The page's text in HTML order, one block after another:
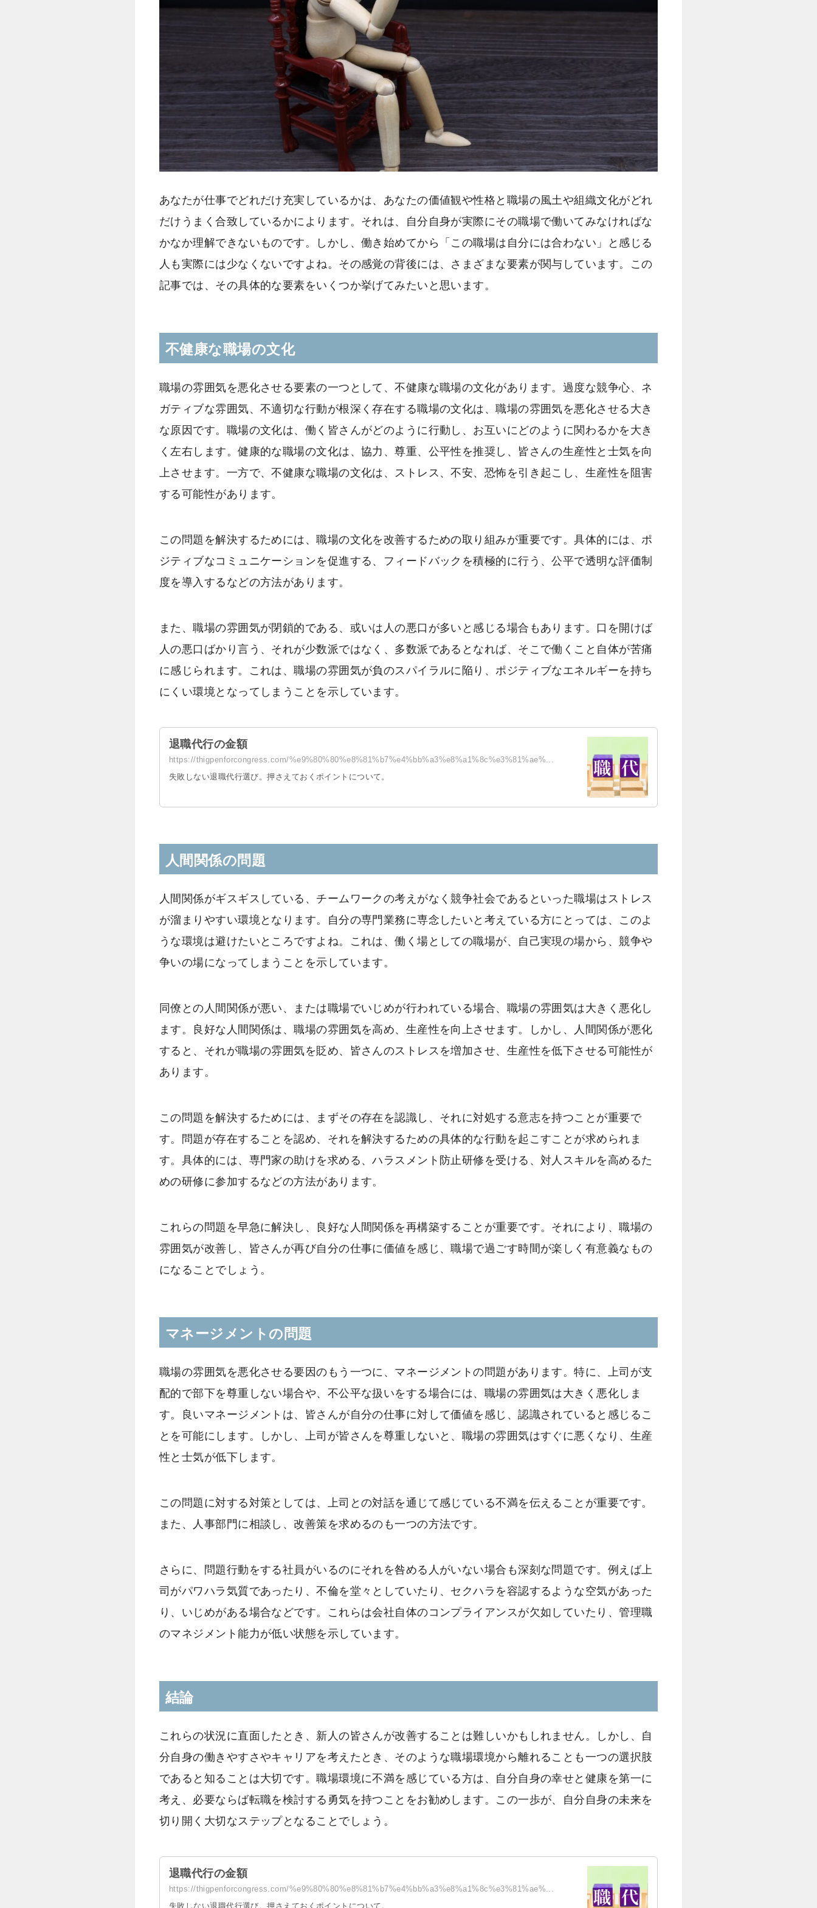
あなたが仕事でどれだけ充実しているかは、あなたの価値観や性格と職場の風土や組織文化がどれ
だけうまく合致しているかによります。それは、自分自身が実際にその職場で働いてみなければな
かなか理解できないものです。しかし、働き始めてから「この職場は自分には合わない」と感じる
人も実際には少なくないですよね。その感覚の背後には、さまざまな要素が関与しています。この
記事では、その具体的な要素をいくつか挙げてみたいと思います。
不健康な職場の文化
職場の雰囲気を悪化させる要素の一つとして、不健康な職場の文化があります。過度な競争心、ネ
ガティブな雰囲気、不適切な行動が根深く存在する職場の文化は、職場の雰囲気を悪化させる大き
な原因です。職場の文化は、働く皆さんがどのように行動し、お互いにどのように関わるかを大き
く左右します。健康的な職場の文化は、協力、尊重、公平性を推奨し、皆さんの生産性と士気を向
上させます。一方で、不健康な職場の文化は、ストレス、不安、恐怖を引き起こし、生産性を阻害
する可能性があります。
この問題を解決するためには、職場の文化を改善するための取り組みが重要です。具体的には、ポ
ジティブなコミュニケーションを促進する、フィードバックを積極的に行う、公平で透明な評価制
度を導入するなどの方法があります。
また、職場の雰囲気が閉鎖的である、或いは人の悪口が多いと感じる場合もあります。口を開けば
人の悪口ばかり言う、それが少数派ではなく、多数派であるとなれば、そこで働くこと自体が苦痛
に感じられます。これは、職場の雰囲気が負のスパイラルに陥り、ポジティブなエネルギーを持ち
にくい環境となってしまうことを示しています。
退職代行の金額
https://thigpenforcongress.com/%e9%80%80%e8%81%b7%e4%bb%a3%e8%a1%8c%e3%81%ae%...
失敗しない退職代行選び。押さえておくポイントについて。
人間関係の問題
人間関係がギスギスしている、チームワークの考えがなく競争社会であるといった職場はストレス
が溜まりやすい環境となります。自分の専門業務に専念したいと考えている方にとっては、このよ
うな環境は避けたいところですよね。これは、働く場としての職場が、自己実現の場から、競争や
争いの場になってしまうことを示しています。
同僚との人間関係が悪い、または職場でいじめが行われている場合、職場の雰囲気は大きく悪化し
ます。良好な人間関係は、職場の雰囲気を高め、生産性を向上させます。しかし、人間関係が悪化
すると、それが職場の雰囲気を貶め、皆さんのストレスを増加させ、生産性を低下させる可能性が
あります。
この問題を解決するためには、まずその存在を認識し、それに対処する意志を持つことが重要で
す。問題が存在することを認め、それを解決するための具体的な行動を起こすことが求められま
す。具体的には、専門家の助けを求める、ハラスメント防止研修を受ける、対人スキルを高めるた
めの研修に参加するなどの方法があります。
これらの問題を早急に解決し、良好な人間関係を再構築することが重要です。それにより、職場の
雰囲気が改善し、皆さんが再び自分の仕事に価値を感じ、職場で過ごす時間が楽しく有意義なもの
になることでしょう。
マネージメントの問題
職場の雰囲気を悪化させる要因のもう一つに、マネージメントの問題があります。特に、上司が支
配的で部下を尊重しない場合や、不公平な扱いをする場合には、職場の雰囲気は大きく悪化しま
す。良いマネージメントは、皆さんが自分の仕事に対して価値を感じ、認識されていると感じるこ
とを可能にします。しかし、上司が皆さんを尊重しないと、職場の雰囲気はすぐに悪くなり、生産
性と士気が低下します。
この問題に対する対策としては、上司との対話を通じて感じている不満を伝えることが重要です。
また、人事部門に相談し、改善策を求めるのも一つの方法です。
さらに、問題行動をする社員がいるのにそれを咎める人がいない場合も深刻な問題です。例えば上
司がパワハラ気質であったり、不倫を堂々としていたり、セクハラを容認するような空気があった
り、いじめがある場合などです。これらは会社自体のコンプライアンスが欠如していたり、管理職
のマネジメント能力が低い状態を示しています。
結論
これらの状況に直面したとき、新人の皆さんが改善することは難しいかもしれません。しかし、自
分自身の働きやすさやキャリアを考えたとき、そのような職場環境から離れることも一つの選択肢
であると知ることは大切です。職場環境に不満を感じている方は、自分自身の幸せと健康を第一に
考え、必要ならば転職を検討する勇気を持つことをお勧めします。この一歩が、自分自身の未来を
切り開く大切なステップとなることでしょう。
退職代行の金額
https://thigpenforcongress.com/%e9%80%80%e8%81%b7%e4%bb%a3%e8%a1%8c%e3%81%ae%...
失敗しない退職代行選び。押さえておくポイントについて。